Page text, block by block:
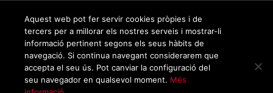
Aquest web pot fer servir cookies pròpies i de
tercers per a millorar els nostres serveis i mostrar-li
informació pertinent segons els seus hàbits de
navegació. Si continua navegant considerarem que
accepta el seu ús. Pot canviar la configuració del
seu navegador en qualsevol moment. Més